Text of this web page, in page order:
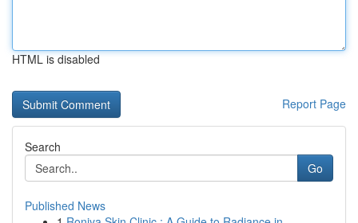
HTML is disabled
Report Page
Search
Go
Published News